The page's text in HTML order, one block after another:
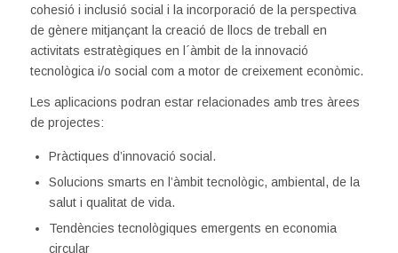
cohesió i inclusió social i la incorporació de la perspectiva
de gènere mitjançant la creació de llocs de treball en
activitats estratègiques en l´àmbit de la innovació
tecnològica i/o social com a motor de creixement econòmic.
Les aplicacions podran estar relacionades amb tres àrees
de projectes:
Pràctiques d’innovació social.
Solucions smarts en l’àmbit tecnològic, ambiental, de la
salut i qualitat de vida.
Tendències tecnològiques emergents en economia
circular